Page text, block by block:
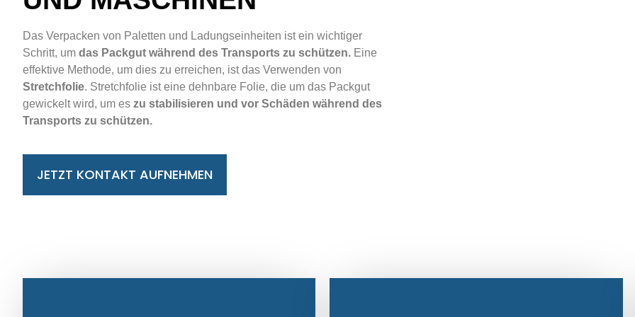
Das Verpacken von Paletten und Ladungseinheiten ist ein wichtiger
Schritt, um das Packgut während des Transports zu schützen. Eine
effektive Methode, um dies zu erreichen, ist das Verwenden von
Stretchfolie. Stretchfolie ist eine dehnbare Folie, die um das Packgut
gewickelt wird, um es zu stabilisieren und vor Schäden während des
Transports zu schützen.
JETZT KONTAKT AUFNEHMEN